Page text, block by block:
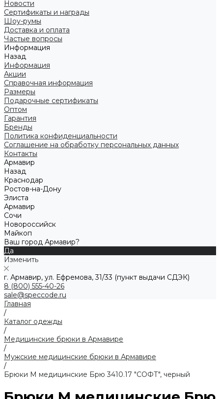
Новости
Сертификаты и награды
Шоу-румы
Доставка и оплата
Частые вопросы
Информация
Назад
Информация
Акции
Справочная информация
Размеры
Подарочные сертификаты
Оптом
Гарантия
Бренды
Политика конфиденциальности
Соглашение на обработку персональных данных
Контакты
Армавир
Назад
Краснодар
Ростов-на-Дону
Элиста
Армавир
Сочи
Новороссийск
Майкоп
Ваш город Армавир?
Да
Изменить
г. Армавир, ул. Ефремова, 31/33 (пункт выдачи СДЭК)
8 (800) 555-40-26
sale@speccode.ru
Главная
/
Каталог одежды
/
Медицинские брюки в Армавире
/
Мужские медицинские брюки в Армавире
/
Брюки М медицинские Брю 3410.17 "СОФТ", черный